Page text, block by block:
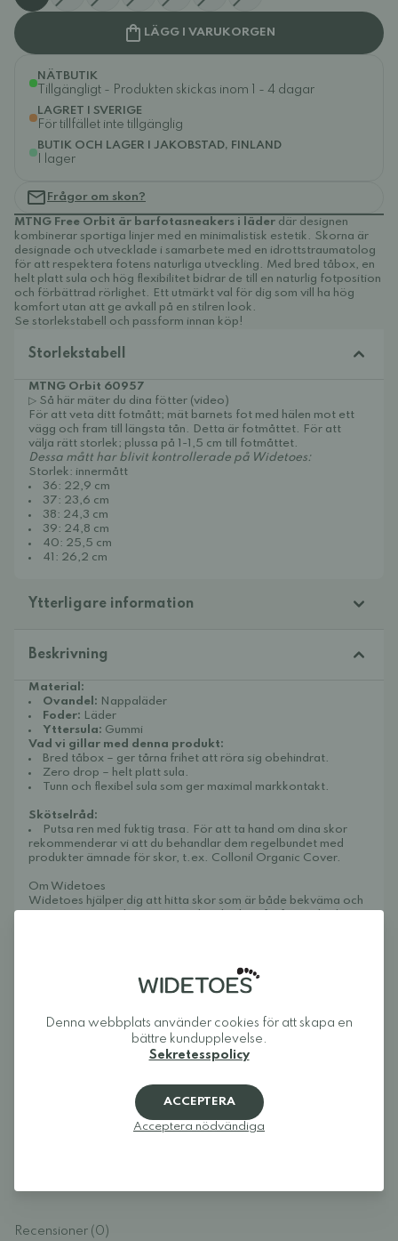
LÄGG I VARUKORGEN
NÄTBUTIK
Tillgängligt - Produkten skickas inom 1 - 4 dagar
LAGRET I SVERIGE
För tillfället inte tillgänglig
BUTIK OCH LAGER I JAKOBSTAD, FINLAND
I lager
Frågor om skon?
MTNG Free Orbit är barfotasneakers i läder där designen
kombinerar sportiga linjer med en minimalistisk estetik. Skorna är
designade och utvecklade i samarbete med en idrottstraumatolog
för att respektera fotens naturliga utveckling. Med bred tåbox, en
helt platt sula och hög flexibilitet bidrar de till en naturlig fotposition
och förbättrad rörlighet. Ett utmärkt val för dig som vill ha hög
komfort utan att ge avkall på en stilren look.
Se storlekstabell och passform innan köp!
Storlekstabell
MTNG Orbit 60957
▷ Så här mäter du dina fötter (video)
För att veta ditt fotmått; mät barnets fot med hälen mot ett
vägg och fram till längsta tån. Detta är fotmåttet. För att
välja rätt storlek; plussa på 1-1,5 cm till fotmåttet.
Dessa mått har blivit kontrollerade på Widetoes:
Storlek: innermått
36: 22,9 cm
37: 23,6 cm
38: 24,3 cm
39: 24,8 cm
40: 25,5 cm
41: 26,2 cm
Ytterligare information
Beskrivning
Material:
Ovandel: Nappaläder
Foder: Läder
Yttersula: Gummi
Vad vi gillar med denna produkt:
Bred tåbox – ger tårna frihet att röra sig obehindrat.
Zero drop – helt platt sula.
Tunn och flexibel sula som ger maximal markkontakt.
Skötselråd:
Putsa ren med fuktig trasa. För att ta hand om dina skor
rekommenderar vi att du behandlar dem regelbundet med
produkter ämnade för skor, t.ex. Collonil Organic Cover.
Om Widetoes
Widetoes hjälper dig att hitta skor som är både bekväma och
plats de behöver och låter foten röra sig naturligt.
Recensioner (0)
Denna webbplats använder cookies för att skapa en
bättre kundupplevelse.
Sekretesspolicy
ACCEPTERA
Acceptera nödvändiga